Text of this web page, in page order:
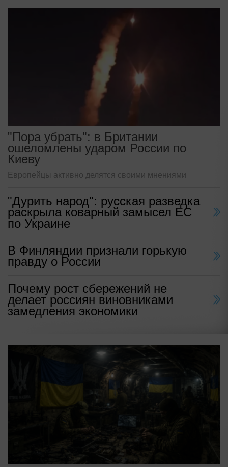
"Пора убрать": в Британии
ошеломлены ударом России по
Киеву
Европейцы активно делятся своими мнениями
"Дурить народ": русская разведка
раскрыла коварный замысел ЕС
по Украине
В Финляндии признали горькую
правду о России
Почему рост сбережений не
делает россиян виновниками
замедления экономики